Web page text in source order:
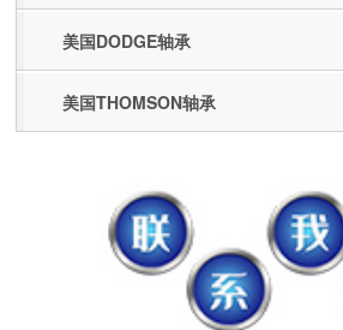
美国DODGE轴承
美国THOMSON轴承